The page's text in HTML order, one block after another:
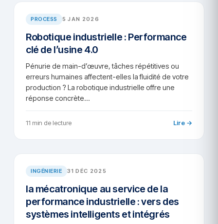
PROCESS 5 JAN 2026
Robotique industrielle : Performance
clé de l’usine 4.0
Pénurie de main-d’œuvre, tâches répétitives ou
erreurs humaines affectent-elles la fluidité de votre
production ? La robotique industrielle offre une
réponse concrète…
11 min de lecture Lire →
INGÉNIERIE 31 DÉC 2025
la mécatronique au service de la
performance industrielle : vers des
systèmes intelligents et intégrés